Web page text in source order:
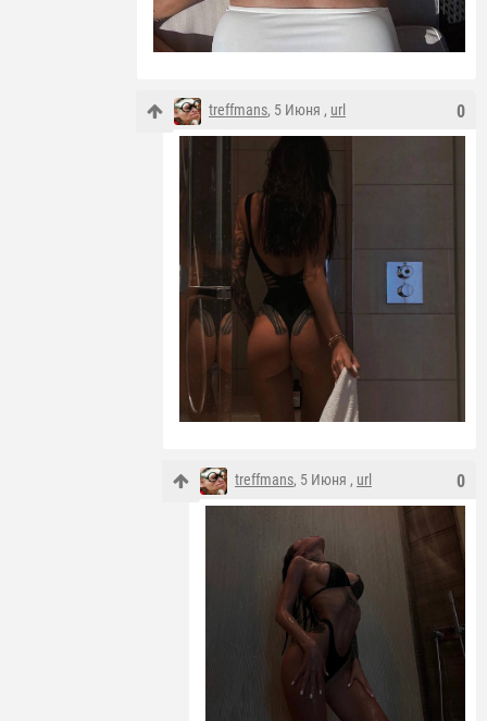
0
treffmans, 5 Июня , url
0
treffmans, 5 Июня , url